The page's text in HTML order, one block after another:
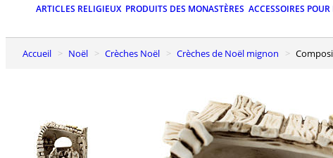
ARTICLES RELIGIEUX PRODUITS DES MONASTÈRES ACCESSOIRES
Accueil Noël Crèches Noël Crèches de Noël mignon